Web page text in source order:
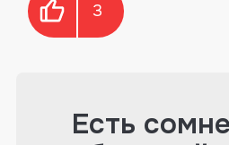
3
Есть